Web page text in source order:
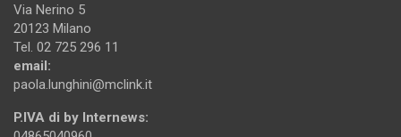
Via Nerino 5
20123 Milano
Tel. 02 725 296 11
email:
paola.lunghini@mclink.it
P.IVA di by Internews: